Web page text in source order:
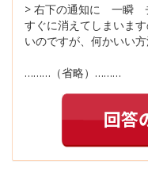
> 右下の通知に 一瞬
すぐに消えてしまいま
いのですが、何かいい
………（省略）………